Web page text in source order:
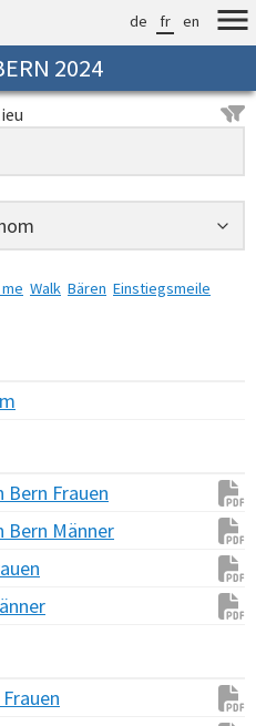
de fr en
2024
Walk Bären Einstiegsmeile
Bern Frauen
Bern Männer